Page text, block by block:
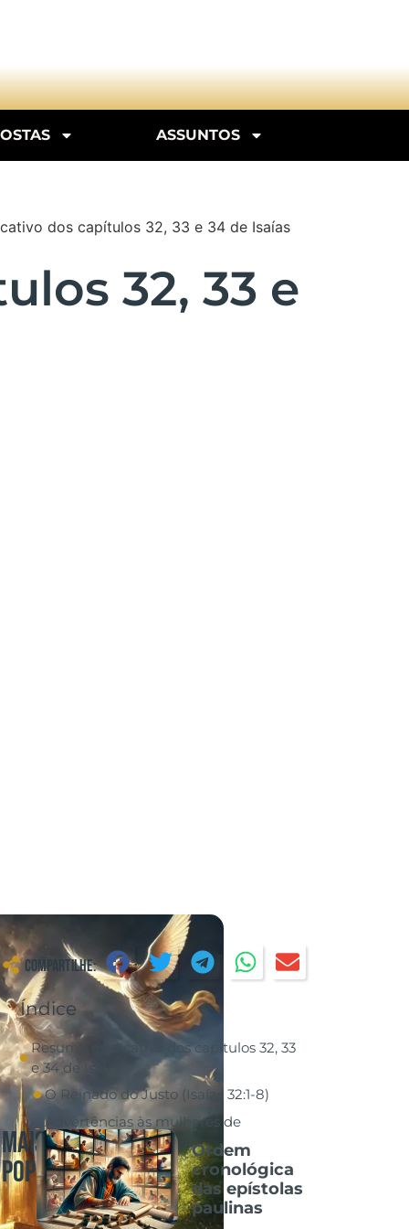
ASSUNTOS
dos capítulos 32, 33 e 34 de Isaías
32, 33 e
Compartilhe:
Índice
Resumo explicativo dos capítulos 32, 33
e 34 de Isaías
O Reinado do Justo (Isaías 32:1-8)
Advertências às mulheres de
Jerusalém (Isaías 32:9-14)
A esperança pela ação do Espírito
(Isaías 32:15-20)
A aflição e o livramento de Jerusalém
Mais
Populares
Ordem
cronológica
das epístolas
paulinas